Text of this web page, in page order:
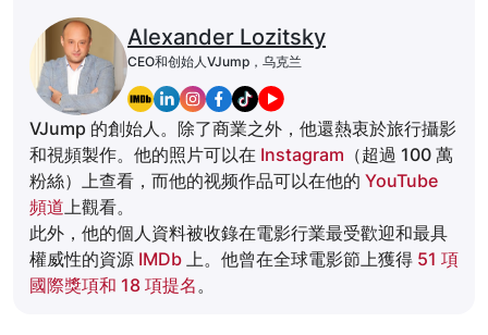
Alexander Lozitsky
CEO和创始人VJump，乌克兰
VJump 的創始人。除了商業之外，他還熱衷於旅行攝影
和視頻製作。他的照片可以在 Instagram （超過 100 萬
粉絲）上查看，而他的视频作品可以在他的 YouTube
頻道上觀看。
此外，他的個人資料被收錄在電影行業最受歡迎和最具
權威性的資源 IMDb 上。他曾在全球電影節上獲得 51 項
國際獎項和 18 項提名。